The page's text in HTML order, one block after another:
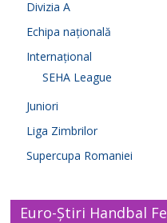
Divizia A
Echipa națională
Internațional
SEHA League
Juniori
Liga Zimbrilor
Supercupa Romaniei
Euro-Știri Handbal